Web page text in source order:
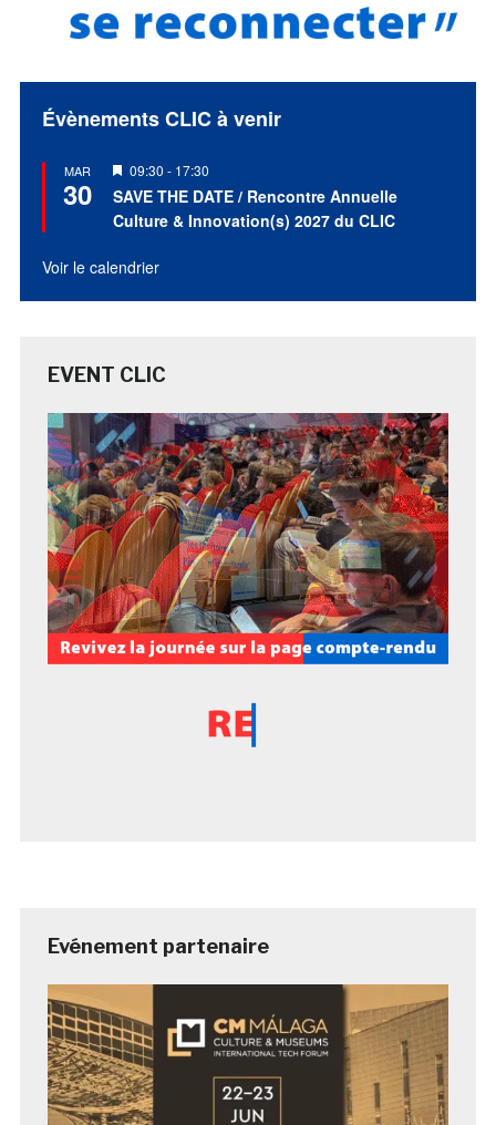
Évènements CLIC à venir
MAR
30
Mis
en
avant
09:30 - 17:30
SAVE THE DATE / Rencontre Annuelle
Culture & Innovation(s) 2027 du CLIC
Voir le calendrier
EVENT CLIC
Evénement partenaire